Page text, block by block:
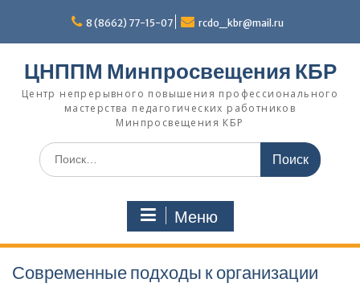
содержимому
8 (8662) 77-15-07 rcdo_kbr@mail.ru
ЦНППМ Минпросвещения КБР
Центр непрерывного повышения профессионального
мастерства педагогических работников
Минпросвещения КБР
Искать:
Меню
Современные подходы к организации